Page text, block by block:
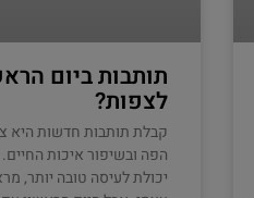
תותבות ביום
לצפות?
קבלת תותבות חדשות היא
הפה ובשיפור איכות
יכולת לעיסה טובה יותר,